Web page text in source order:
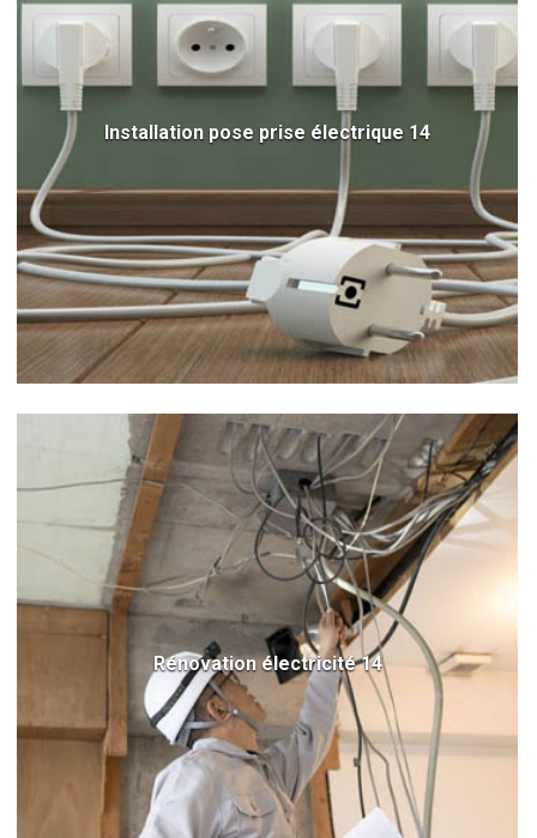
Installation pose prise électrique 14
Rénovation électricité 14